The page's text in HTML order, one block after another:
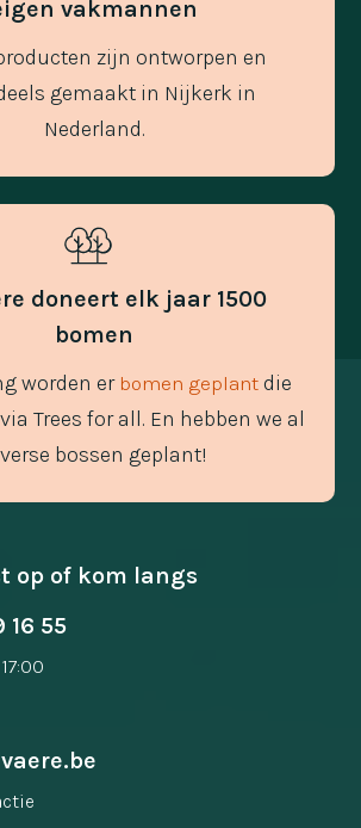
vakmannen
zijn ontworpen en
gemaakt in Nijkerk in
Nederland.
doneert elk jaar 1500
bomen
worden er bomen geplantdie
Trees for all. En hebben we al
bossen geplant!
op of kom langs
16 55